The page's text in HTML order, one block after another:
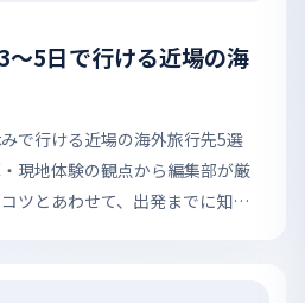
〜5日で行ける近場の海
で行ける近場の海外旅行先5選
現地体験の観点から編集部が厳
ツとあわせて、出発までに知っ